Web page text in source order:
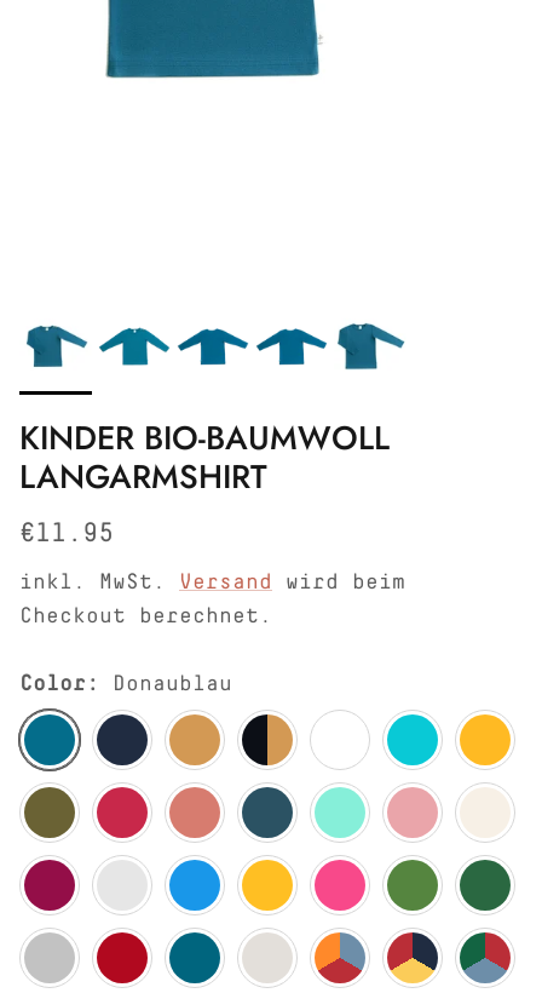
KINDER BIO-BAUMWOLL
LANGARMSHIRT
Normaler Preis
€11.95
inkl. MwSt. Versand
wird beim
Checkout berechnet.
Color: Donaublau
DonaublauIndigo Ingwer Indigo-IngwerKaffee-Rostrot
Lapis Ocker
OlivgrünRosarot Tabasco Tanne Türkis Altrosa Natur
Fuchsia Grau-MelangeNordischblauSonnengelb
Pink Waldgrün
HellgrauZiegelrotOzeanblauBeige-Melange
Flamme Meer Sonne